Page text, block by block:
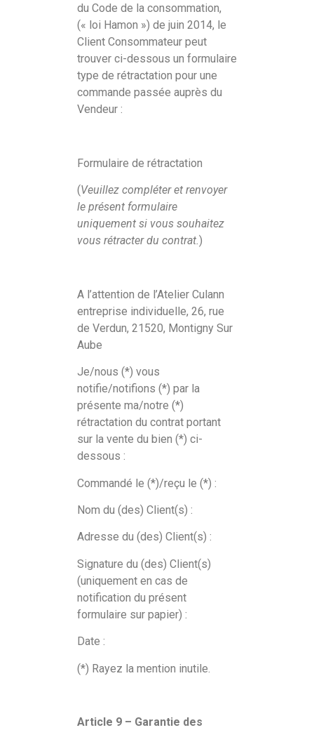
du Code de la consommation,
(« loi Hamon ») de juin 2014, le
Client Consommateur peut
trouver ci-dessous un formulaire
type de rétractation pour une
commande passée auprès du
Vendeur :
Formulaire de rétractation
(Veuillez compléter et renvoyer
le présent formulaire
uniquement si vous souhaitez
vous rétracter du contrat.)
A l’attention de l’Atelier Culann
entreprise individuelle, 26, rue
de Verdun, 21520, Montigny Sur
Aube
Je/nous (*) vous
notifie/notifions (*) par la
présente ma/notre (*)
rétractation du contrat portant
sur la vente du bien (*) ci-
dessous :
Commandé le (*)/reçu le (*) :
Nom du (des) Client(s) :
Adresse du (des) Client(s) :
Signature du (des) Client(s)
(uniquement en cas de
notification du présent
formulaire sur papier) :
Date :
(*) Rayez la mention inutile.
Article 9 – Garantie des